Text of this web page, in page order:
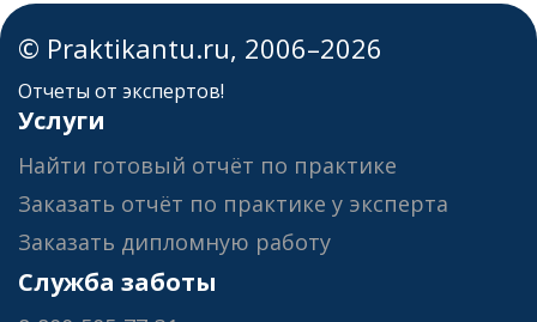
© Praktikantu.ru, 2006–2026
Отчеты от экспертов!
Услуги
Найти готовый отчёт по практике
Заказать отчёт по практике у эксперта
Заказать дипломную работу
Служба заботы